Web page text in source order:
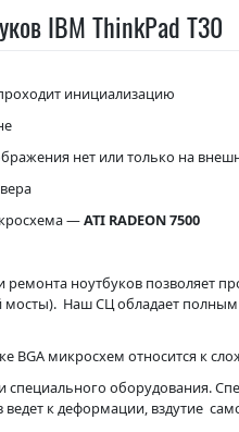
IBM ThinkPad T30
инициализацию
нет или только на
—ATI RADEON 7500
ремонта ноутбуков позволяет
Наш СЦ обладает
BGA микросхем относится к
оборудования.
ведет к деформации, вздутие